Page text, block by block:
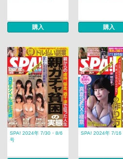
購入 購入
SPA! 2024年 7/30・8/6
号
SPA! 2024年 7/16